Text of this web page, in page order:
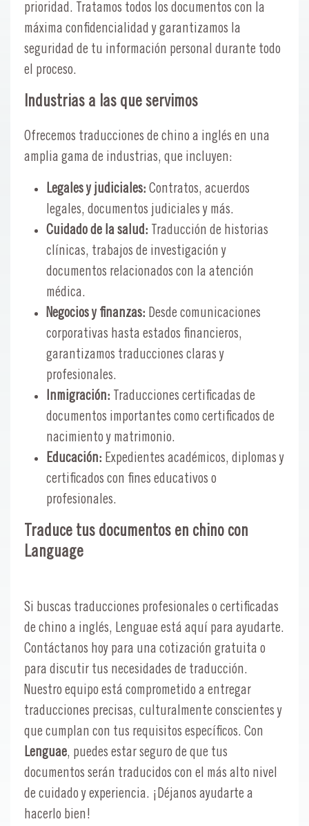
prioridad. Tratamos todos los documentos con la
máxima confidencialidad y garantizamos la
seguridad de tu información personal durante todo
el proceso.
Industrias a las que servimos
Ofrecemos traducciones de chino a inglés en una
amplia gama de industrias, que incluyen:
Legales y judiciales: Contratos, acuerdos
legales, documentos judiciales y más.
Cuidado de la salud:
Traducción de historias
clínicas, trabajos de investigación y
documentos relacionados con la atención
médica.
Negocios y finanzas: Desde comunicaciones
corporativas hasta estados financieros,
garantizamos traducciones claras y
profesionales.
Inmigración: Traducciones certificadas de
documentos importantes como certificados de
nacimiento y matrimonio.
Educación: Expedientes académicos, diplomas y
certificados con fines educativos o
profesionales.
Traduce tus documentos en chino con
Language
Si buscas traducciones profesionales o certificadas
de chino a inglés, Lenguae está aquí para ayudarte.
Contáctanos hoy para una cotización gratuita o
para discutir tus necesidades de traducción.
Nuestro equipo está comprometido a entregar
traducciones precisas, culturalmente conscientes y
que cumplan con tus requisitos específicos. Con
Lenguae, puedes estar seguro de que tus
documentos serán traducidos con el más alto nivel
de cuidado y experiencia. ¡Déjanos ayudarte a
hacerlo bien!